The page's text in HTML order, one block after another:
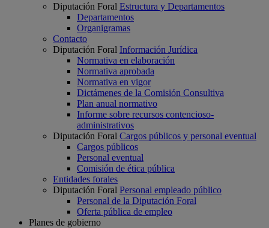
Diputación Foral Estructura y Departamentos
Departamentos
Organigramas
Contacto
Diputación Foral Información Jurídica
Normativa en elaboración
Normativa aprobada
Normativa en vigor
Dictámenes de la Comisión Consultiva
Plan anual normativo
Informe sobre recursos contencioso-
administrativos
Diputación Foral Cargos públicos y personal eventual
Cargos públicos
Personal eventual
Comisión de ética pública
Entidades forales
Diputación Foral Personal empleado público
Personal de la Diputación Foral
Oferta pública de empleo
Planes de gobierno